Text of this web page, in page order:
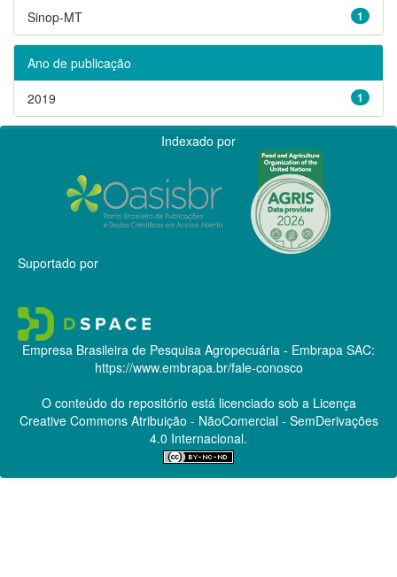
1
Sinop-MT
Ano de publicação
1
2019
Indexado por
Suportado por
Empresa Brasileira de Pesquisa Agropecuária - Embrapa SAC:
https://www.embrapa.br/fale-conosco
O conteúdo do repositório está licenciado sob a Licença
Creative CommonsAtribuição - NãoComercial - SemDerivações
4.0 Internacional.